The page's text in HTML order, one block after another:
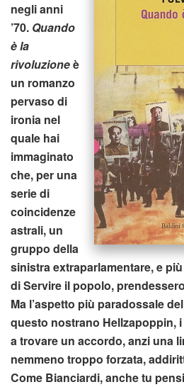
negli anni
’70. Quando
è la
rivoluzioneè
un romanzo
pervaso di
ironia nel
quale hai
immaginato
che, per una
serie di
coincidenze
astrali, un
gruppo della
sinistra extraparlamentare, e
di Servire il popolo,
Ma l’aspetto più paradossale
questo nostrano Hellzapoppin,
a trovare un accordo, anzi una
nemmeno troppo forzata,
Come Bianciardi, anche tu